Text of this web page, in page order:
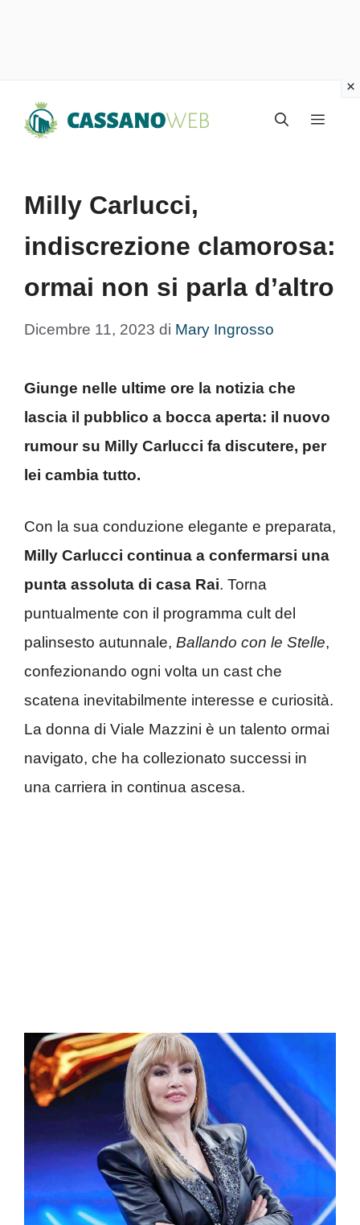
Menu
Milly Carlucci,
indiscrezione clamorosa:
ormai non si parla d’altro
Dicembre 11, 2023 di Mary Ingrosso
Giunge nelle ultime ore la notizia che
lascia il pubblico a bocca aperta: il nuovo
rumour su Milly Carlucci fa discutere, per
lei cambia tutto.
Con la sua conduzione elegante e preparata,
Milly Carlucci continua a confermarsi una
punta assoluta di casa Rai. Torna
puntualmente con il programma cult del
palinsesto autunnale, Ballando con le Stelle,
confezionando ogni volta un cast che
scatena inevitabilmente interesse e curiosità.
La donna di Viale Mazzini è un talento ormai
navigato, che ha collezionato successi in
una carriera in continua ascesa.